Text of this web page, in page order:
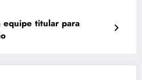
titular para